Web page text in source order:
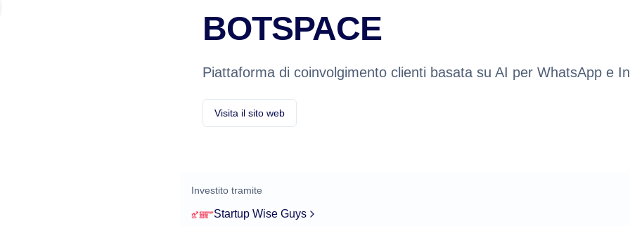
BOTSPACE
Piattaforma di coinvolgimento clienti basata su AI per WhatsApp e
Visita il sito web
Investito tramite
Startup Wise Guys